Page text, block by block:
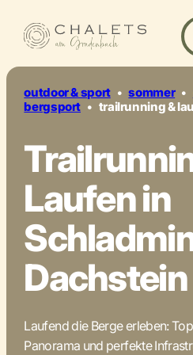
outdoor & sport • sommer •
bergsport • trailrunning &
Laufen in
Dachstein
Laufend die Berge erleben:
Panorama und perfekte